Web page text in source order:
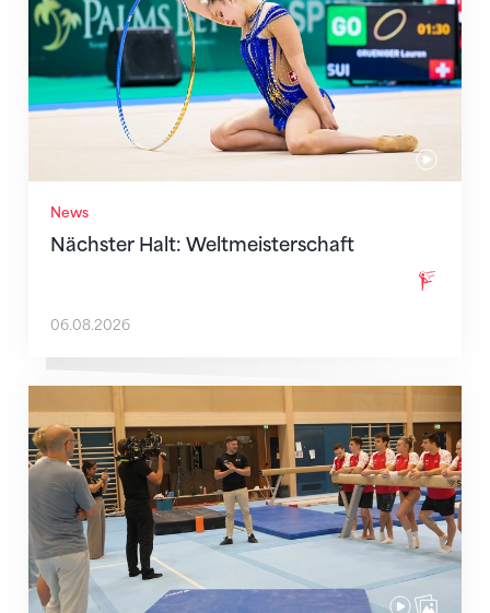
News
Nächster Halt: Weltmeisterschaft
06.08.2026
Mit klaren Zielen nach Zagreb